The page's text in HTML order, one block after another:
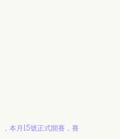
，本月15號正式開賽，賽